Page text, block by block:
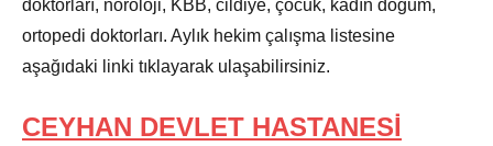
doktorları, nöroloji, KBB, cildiye, çocuk, kadın doğum,
ortopedi doktorları. Aylık hekim çalışma listesine
aşağıdaki linki tıklayarak ulaşabilirsiniz.
CEYHAN DEVLET HASTANESİ